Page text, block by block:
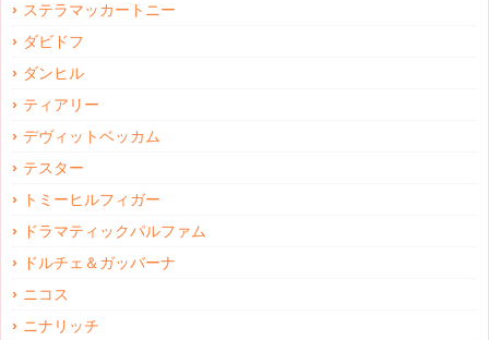
ステラマッカートニー
ダビドフ
ダンヒル
ティアリー
デヴィットベッカム
テスター
トミーヒルフィガー
ドラマティックパルファム
ドルチェ＆ガッバーナ
ニコス
ニナリッチ